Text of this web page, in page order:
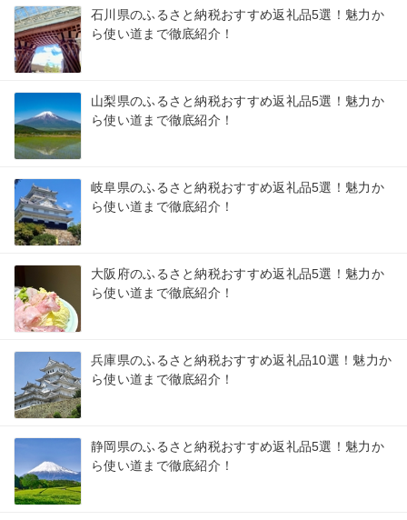
石川県のふるさと納税おすすめ返礼品5選！魅力か
ら使い道まで徹底紹介！
山梨県のふるさと納税おすすめ返礼品5選！魅力か
ら使い道まで徹底紹介！
岐阜県のふるさと納税おすすめ返礼品5選！魅力か
ら使い道まで徹底紹介！
大阪府のふるさと納税おすすめ返礼品5選！魅力か
ら使い道まで徹底紹介！
兵庫県のふるさと納税おすすめ返礼品10選！魅力か
ら使い道まで徹底紹介！
静岡県のふるさと納税おすすめ返礼品5選！魅力か
ら使い道まで徹底紹介！